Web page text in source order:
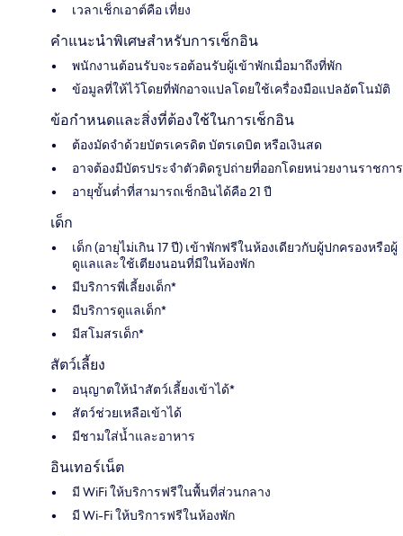
เวลาเช็กเอาต์คือ เที่ยง
คำแนะนำพิเศษสำหรับการเช็กอิน
พนักงานต้อนรับจะรอต้อนรับผู้เข้าพักเมื่อมาถึงที่พัก
ข้อมูลที่ให้ไว้โดยที่พักอาจแปลโดยใช้เครื่องมือแปลอัตโนมัติ
ข้อกำหนดและสิ่งที่ต้องใช้ในการเช็กอิน
ต้องมัดจำด้วยบัตรเครดิต บัตรเดบิต หรือเงินสด
อาจต้องมีบัตรประจำตัวติดรูปถ่ายที่ออกโดยหน่วยงานราชการ
อายุขั้นต่ำที่สามารถเช็กอินได้คือ 21 ปี
เด็ก
เด็ก (อายุไม่เกิน 17 ปี) เข้าพักฟรีในห้องเดียวกับผู้ปกครองหรือผู้
ดูแลและใช้เตียงนอนที่มีในห้องพัก
มีบริการพี่เลี้ยงเด็ก*
มีบริการดูแลเด็ก*
มีสโมสรเด็ก*
สัตว์เลี้ยง
อนุญาตให้นำสัตว์เลี้ยงเข้าได้*
สัตว์ช่วยเหลือเข้าได้
มีชามใส่น้ำและอาหาร
อินเทอร์เน็ต
มี WiFi ให้บริการฟรีในพื้นที่ส่วนกลาง
มี Wi-Fi ให้บริการฟรีในห้องพัก